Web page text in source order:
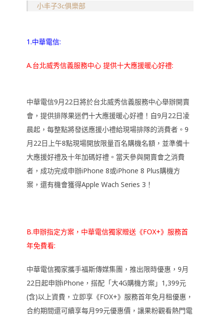
小丰子3c俱樂部
1.中華電信:
A.台北威秀信義服務中心 提供十大應援暖心好禮:
中華電信9月22日將於台北威秀信義服務中心舉辦開賣
會，提供排隊果迷們十大應援暖心好禮！自9月22日凌
晨起，每整點將發送應援小禮給現場排隊的消費者。9
月22日上午8點現場開放限量百名購機名額，並準備十
大應援好禮及十年加碼好禮。當天參與開賣會之消費
者，成功完成申辦iPhone 8或iPhone 8 Plus購機方
案，還有機會獲得Apple Wach Series 3！
B.申辦指定方案，中華電信獨家贈送《FOX+》服務首
年免費看:
中華電信獨家攜手福斯傳媒集團，推出限時優惠，9月
22日起申辦iPhone，搭配「大4G購機方案」1,399元
(含)以上資費，立即享《FOX+》服務首年免月租優惠，
合約期間還可續享每月99元優惠價，讓果粉觀看熱門電